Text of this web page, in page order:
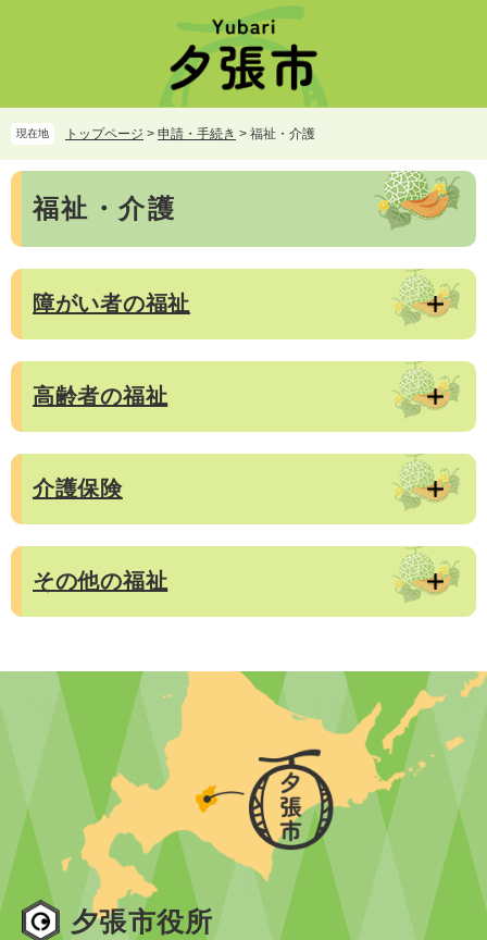
頭
で
す。
飛
ば
し
文
現在地 トップページ > 申請・手続き > 福祉・介護
本
福祉・介護
障がい者の福祉
高齢者の福祉
介護保険
その他の福祉
夕張市役所